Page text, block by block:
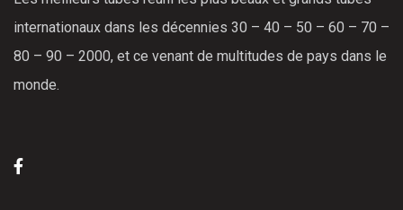
internationaux dans les décennies 30 – 40 – 50 – 60 – 70 –
80 – 90 – 2000, et ce venant de multitudes de pays dans le
monde.